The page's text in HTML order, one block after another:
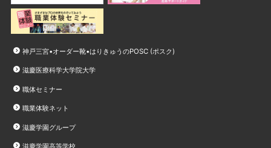
神戸三宮•オーダー靴•はりきゅうのPOSC (ポスク)
滋慶医療科学大学院大学
職体セミナー
職業体験ネット
滋慶学園グループ
滋慶学園高等学校